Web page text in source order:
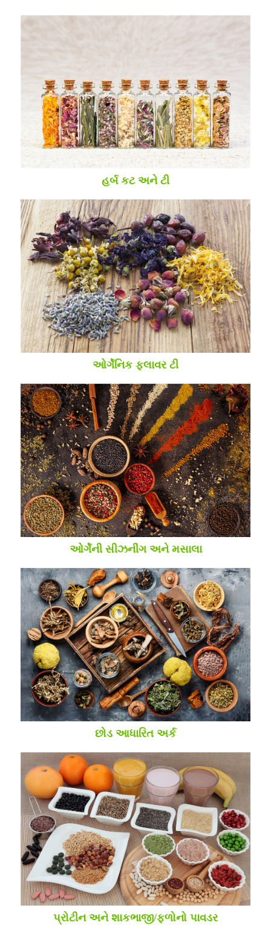
હર્બ કટ અને ટી
ઓર્ગેનિક ફ્લાવર ટી
ઓર્ગેની સીઝનીંગ અને મસાલા
છોડ આધારિત અર્ક
પ્રોટીન અને શાકભાજી/ફળોનો પાવડર